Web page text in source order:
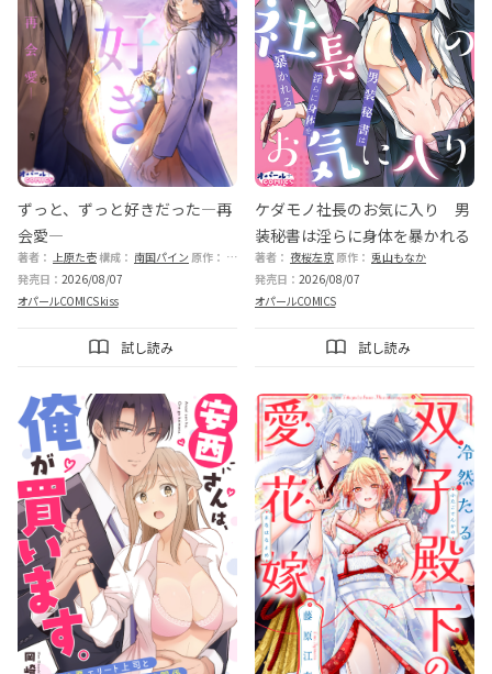
ずっと、ずっと好きだった―再
会愛―
著者： 上原た壱構成： 南国パイン 原作： 緒莉
発売日： 2026/08/07
オパールCOMICS kiss
試し読み
ケダモノ社長のお気に入り 男
装秘書は淫らに身体を暴かれる
著者： 夜桜左京 原作： 兎山もなか
発売日： 2026/08/07
オパールCOMICS
試し読み